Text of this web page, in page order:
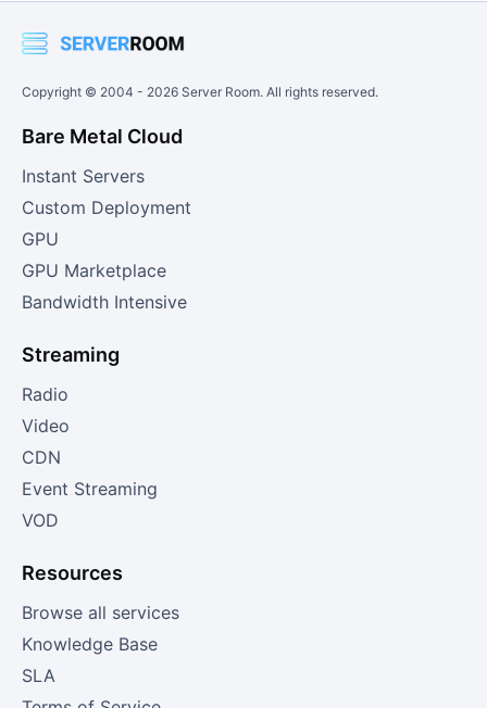
Copyright © 2004 - 2026 Server Room. All rights reserved.
Bare Metal Cloud
Instant Servers
Custom Deployment
GPU
GPU Marketplace
Bandwidth Intensive
Streaming
Radio
Video
CDN
Event Streaming
VOD
Resources
Browse all services
Knowledge Base
SLA